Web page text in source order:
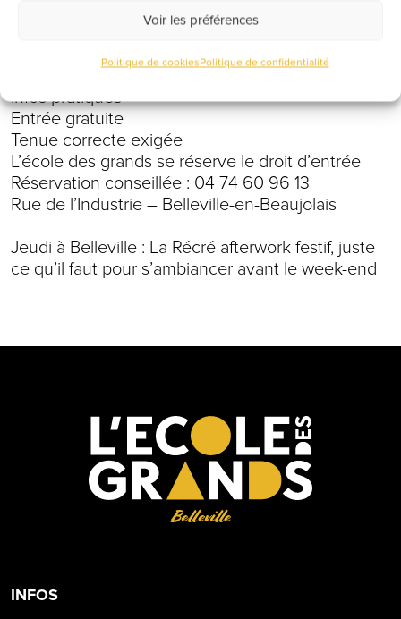
Voir les préférences
Politique de cookiesPolitique de confidentialité
DJ Mikko aux platines
Sons festifs pour accompagner la soirée
La fête, oui… mais sans se coucher tard
Infos pratiques
Entrée gratuite
Tenue correcte exigée
L’école des grands se réserve le droit d’entrée
Réservation conseillée : 04 74 60 96 13
Rue de l’Industrie – Belleville-en-Beaujolais
Jeudi à Belleville : La Récré afterwork festif, juste
ce qu’il faut pour s’ambiancer avant le week-end
Belleville
INFOS